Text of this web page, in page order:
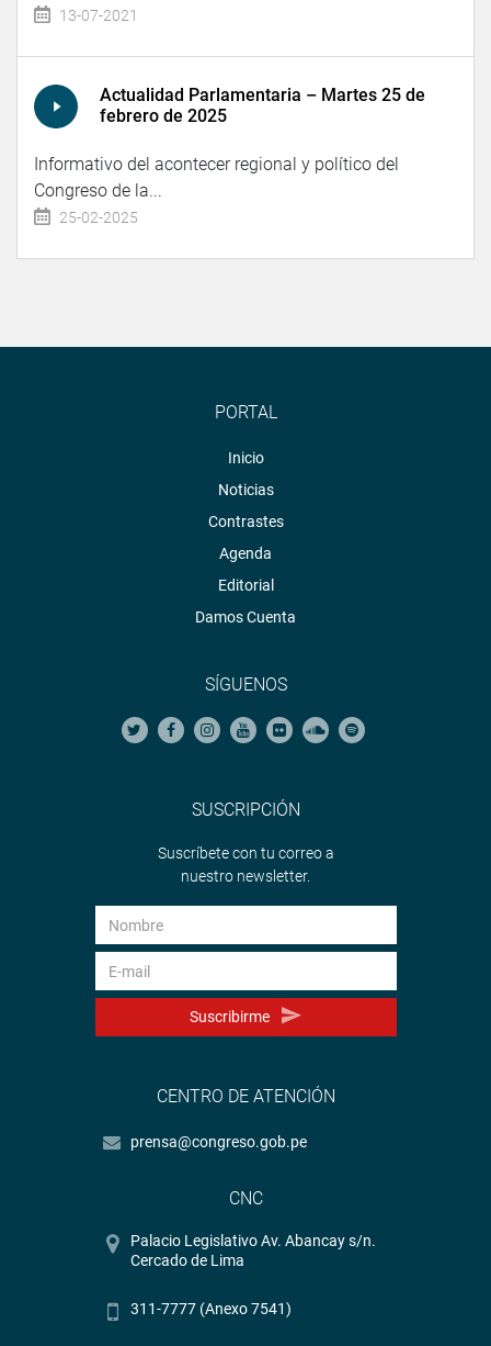
13-07-2021
Actualidad Parlamentaria – Martes 25 de
febrero de 2025
Informativo del acontecer regional y político del
Congreso de la...
25-02-2025
PORTAL
Inicio
Noticias
Contrastes
Agenda
Editorial
Damos Cuenta
SÍGUENOS
SUSCRIPCIÓN
Suscríbete con tu correo a
nuestro newsletter.
Suscribirme
CENTRO DE ATENCIÓN
prensa@congreso.gob.pe
CNC
Palacio Legislativo Av. Abancay s/n.
Cercado de Lima
311-7777 (Anexo 7541)